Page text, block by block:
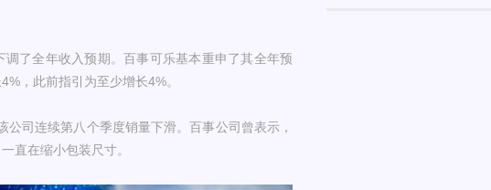
了全年收入预期。百事可乐基本重申了其全年预
，此前指引为至少增长4%。
司连续第八个季度销量下滑。百事公司曾表示，
直在缩小包装尺寸。